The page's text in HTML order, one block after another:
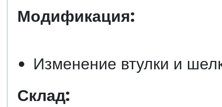
Модификация:
Изменение втулки и
Склад: